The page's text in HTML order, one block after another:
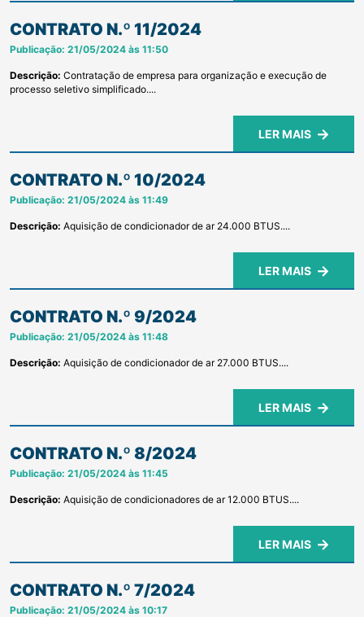
CONTRATO N.º 11/2024
Publicação: 21/05/2024 às 11:50
Descrição:
processo seletivo simplificado....
LER MAIS
CONTRATO N.º 10/2024
Publicação: 21/05/2024 às 11:49
Descrição: Aquisição de condicionador de ar 24.000 BTUS....
LER MAIS
CONTRATO N.º 9/2024
Publicação: 21/05/2024 às 11:48
Descrição: Aquisição de condicionador de ar 27.000 BTUS....
LER MAIS
CONTRATO N.º 8/2024
Publicação: 21/05/2024 às 11:45
Descrição: Aquisição de condicionadores de ar 12.000 BTUS....
LER MAIS
CONTRATO N.º 7/2024
Publicação: 21/05/2024 às 10:17